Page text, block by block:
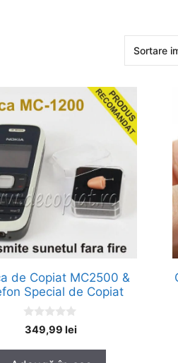
de Copiat MC2500 &
Special de Copiat
0
o
349,99lei